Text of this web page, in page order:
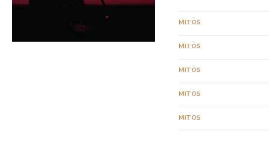
MITOS
MITOS
MITOS
MITOS
MITOS